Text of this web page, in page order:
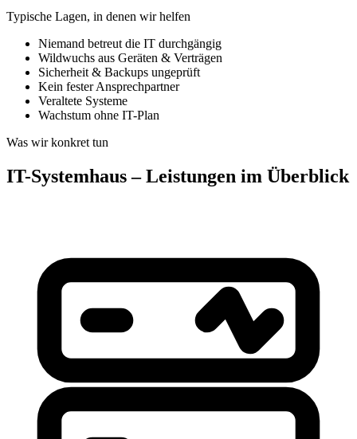
Typische Lagen, in denen wir helfen
Niemand betreut die IT durchgängig
Wildwuchs aus Geräten & Verträgen
Sicherheit & Backups ungeprüft
Kein fester Ansprechpartner
Veraltete Systeme
Wachstum ohne IT-Plan
Was wir konkret tun
IT-Systemhaus – Leistungen im Überblick